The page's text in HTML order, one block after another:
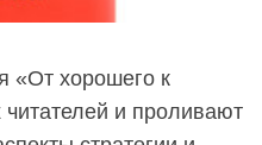
«От хорошего к
читателей и проливают